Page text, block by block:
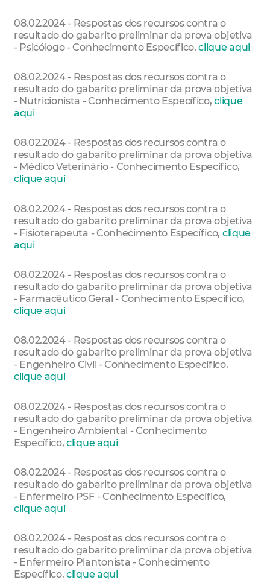
08.02.2024 - Respostas dos recursos contra o
resultado do gabarito preliminar da prova objetiva
- Psicólogo - Conhecimento Específico,clique aqui
08.02.2024 - Respostas dos recursos contra o
resultado do gabarito preliminar da prova objetiva
- Nutricionista - Conhecimento Específico,clique
aqui
08.02.2024 - Respostas dos recursos contra o
resultado do gabarito preliminar da prova objetiva
- Médico Veterinário - Conhecimento Específico,
clique aqui
08.02.2024 - Respostas dos recursos contra o
resultado do gabarito preliminar da prova objetiva
- Fisioterapeuta - Conhecimento Específico, clique
aqui
08.02.2024 - Respostas dos recursos contra o
resultado do gabarito preliminar da prova objetiva
- Farmacêutico Geral - Conhecimento Específico,
clique aqui
08.02.2024 - Respostas dos recursos contra o
resultado do gabarito preliminar da prova objetiva
- Engenheiro Civil - Conhecimento Específico,
clique aqui
08.02.2024 - Respostas dos recursos contra o
resultado do gabarito preliminar da prova objetiva
- Engenheiro Ambiental - Conhecimento
Específico,clique aqui
08.02.2024 - Respostas dos recursos contra o
resultado do gabarito preliminar da prova objetiva
- Enfermeiro PSF - Conhecimento Específico,
clique aqui
08.02.2024 - Respostas dos recursos contra o
resultado do gabarito preliminar da prova objetiva
- Enfermeiro Plantonista - Conhecimento
Específico,clique aqui